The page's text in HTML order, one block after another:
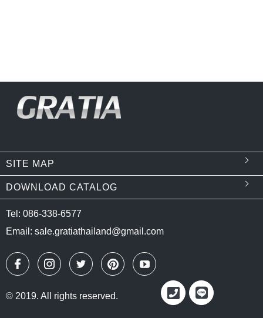
SITE MAP
DOWNLOAD CATALOG
Tel: 086-338-6577
Email: sale.gratiathailand@gmail.com
© 2019. All rights reserved.